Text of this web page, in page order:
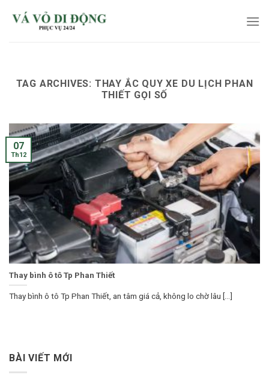
TAG ARCHIVES: THAY ẮC QUY XE DU LỊCH PHAN
THIẾT GỌI SỐ
Thay bình ô tô Tp Phan Thiết
Thay bình ô tô Tp Phan Thiết, an tâm giá cả, không lo chờ lâu [...]
07
Th12
BÀI VIẾT MỚI